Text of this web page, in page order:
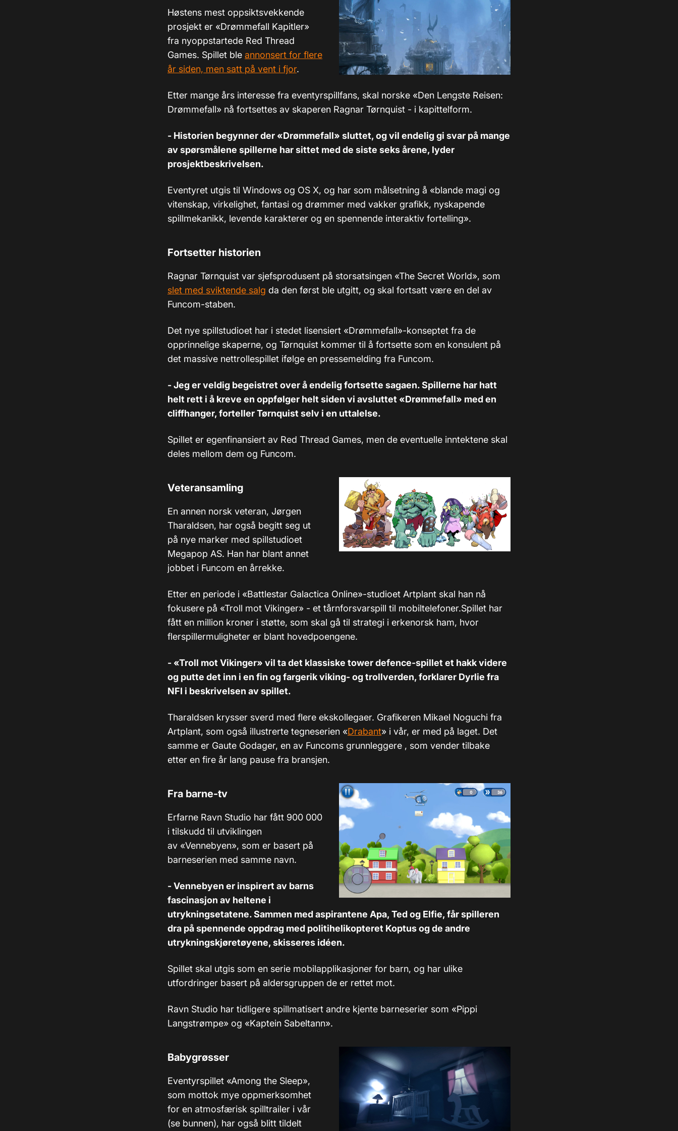
Høstens mest oppsiktsvekkende
prosjekt er «Drømmefall Kapitler»
fra nyoppstartede Red Thread
Games. Spillet ble annonsert for flere
år siden, men satt på vent i fjor.
Etter mange års interesse fra eventyrspillfans, skal norske «Den Lengste Reisen:
Drømmefall» nå fortsettes av skaperen Ragnar Tørnquist - i kapittelform.
- Historien begynner der «Drømmefall» sluttet, og vil endelig gi svar på mange
av spørsmålene spillerne har sittet med de siste seks årene, lyder
prosjektbeskrivelsen.
Eventyret utgis til Windows og OS X, og har som målsetning å «blande magi og
vitenskap, virkelighet, fantasi og drømmer med vakker grafikk, nyskapende
spillmekanikk, levende karakterer og en spennende interaktiv fortelling».
Fortsetter historien
Ragnar Tørnquist var sjefsprodusent på storsatsingen «The Secret World», som
slet med sviktende salg da den først ble utgitt, og skal fortsatt være en del av
Funcom-staben.
Det nye spillstudioet har i stedet lisensiert «Drømmefall»-konseptet fra de
opprinnelige skaperne, og Tørnquist kommer til å fortsette som en konsulent på
det massive nettrollespillet ifølge en pressemelding fra Funcom.
- Jeg er veldig begeistret over å endelig fortsette sagaen. Spillerne har hatt
helt rett i å kreve en oppfølger helt siden vi avsluttet «Drømmefall» med en
cliffhanger, forteller Tørnquist selv i en uttalelse.
Spillet er egenfinansiert av Red Thread Games, men de eventuelle inntektene skal
deles mellom dem og Funcom.
Veteransamling
En annen norsk veteran, Jørgen
Tharaldsen, har også begitt seg ut
på nye marker med spillstudioet
Megapop AS. Han har blant annet
jobbet i Funcom en årrekke.
Etter en periode i «Battlestar Galactica Online»-studioet Artplant skal han nå
fokusere på «Troll mot Vikinger» - et tårnforsvarspill til mobiltelefoner.Spillet har
fått en million kroner i støtte, som skal gå til strategi i erkenorsk ham, hvor
flerspillermuligheter er blant hovedpoengene.
- «Troll mot Vikinger» vil ta det klassiske tower defence-spillet et hakk videre
og putte det inn i en fin og fargerik viking- og trollverden, forklarer Dyrlie fra
NFI i beskrivelsen av spillet.
Tharaldsen krysser sverd med flere ekskollegaer. Grafikeren Mikael Noguchi fra
Artplant, som også illustrerte tegneserien «Drabant» i vår, er med på laget. Det
samme er Gaute Godager, en av Funcoms grunnleggere , som vender tilbake
etter en fire år lang pause fra bransjen.
Fra barne-tv
Erfarne Ravn Studio har fått 900 000
i tilskudd til utviklingen
av «Vennebyen», som er basert på
barneserien med samme navn.
- Vennebyen er inspirert av barns
fascinasjon av heltene i
utrykningsetatene. Sammen med aspirantene Apa, Ted og Elfie, får spilleren
dra på spennende oppdrag med politihelikopteret Koptus og de andre
utrykningskjøretøyene, skisseres idéen.
Spillet skal utgis som en serie mobilapplikasjoner for barn, og har ulike
utfordringer basert på aldersgruppen de er rettet mot.
Ravn Studio har tidligere spillmatisert andre kjente barneserier som «Pippi
Langstrømpe» og «Kaptein Sabeltann».
Babygrøsser
Eventyrspillet «Among the Sleep»,
som mottok mye oppmerksomhet
for en atmosfærisk spilltrailer i vår
(se bunnen), har også blitt tildelt